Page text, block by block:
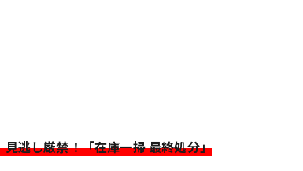
逃し厳禁！「在庫一掃 最終処分」